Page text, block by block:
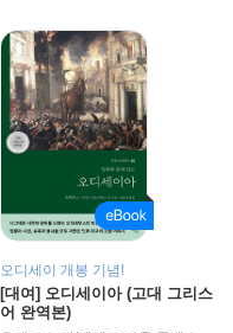
오디세이 개봉 기념!
[대여] 오디세이아 (고대 그리스
어 완역본)